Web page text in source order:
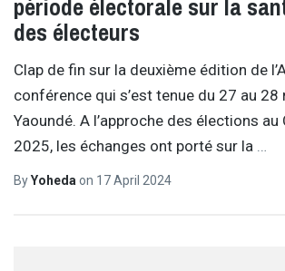
période électorale sur la
des électeurs
Clap de fin sur la deuxième édition de
conférence qui s’est tenue du 27 au 28
Yaoundé. A l’approche des élections au
2025, les échanges ont porté sur la
ByYohedaon 17 April 2024